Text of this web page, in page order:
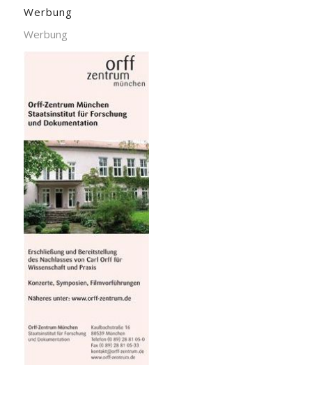
Werbung
Werbung